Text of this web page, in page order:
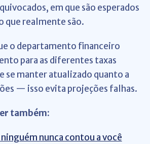
em que são esperados
que realmente são.
o departamento financeiro
para as diferentes taxas
se manter atualizado quanto a
— isso evita projeções falhas.
também:
nunca contou a você